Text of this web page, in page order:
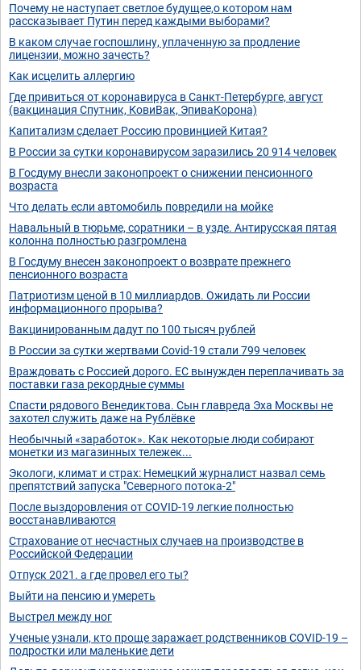
Почему не наступает светлое будущее,о котором нам
рассказывает Путин перед каждыми выборами?
В каком случае госпошлину, уплаченную за продление
лицензии, можно зачесть?
Как исцелить аллергию
Где привиться от коронавируса в Санкт-Петербурге, август
(вакцинация Спутник, КовиВак, ЭпиваКорона)
Капитализм сделает Россию провинцией Китая?
В России за сутки коронавирусом заразились 20 914 человек
В Госдуму внесли законопроект о снижении пенсионного
возраста
Что делать если автомобиль повредили на мойке
Навальный в тюрьме, соратники – в узде. Антирусская пятая
колонна полностью разгромлена
В Госдуму внесен законопроект о возврате прежнего
пенсионного возраста
Патриотизм ценой в 10 миллиардов. Ожидать ли России
информационного прорыва?
Вакцинированным дадут по 100 тысяч рублей
В России за сутки жертвами Covid-19 стали 799 человек
Враждовать с Россией дорого. ЕС вынужден переплачивать за
поставки газа рекордные суммы
Спасти рядового Венедиктова. Сын главреда Эха Москвы не
захотел служить даже на Рублёвке
Необычный «заработок». Как некоторые люди собирают
монетки из магазинных тележек...
Экологи, климат и страх: Немецкий журналист назвал семь
препятствий запуска "Северного потока-2"
После выздоровления от COVID-19 легкие полностью
восстанавливаются
Страхование от несчастных случаев на производстве в
Российской Федерации
Отпуск 2021. а где провел его ты?
Выйти на пенсию и умереть
Выстрел между ног
Ученые узнали, кто проще заражает родственников COVID-19 –
подростки или маленькие дети